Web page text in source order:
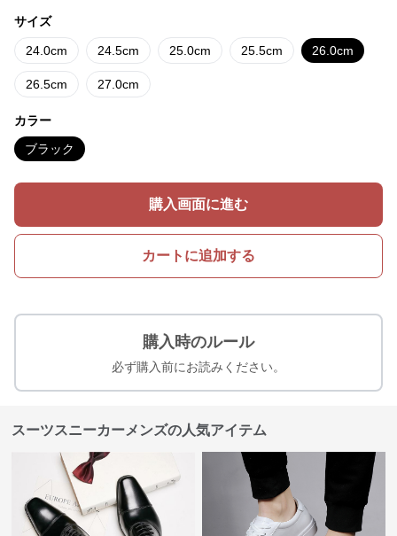
サイズ
24.0cm 24.5cm 25.0cm 25.5cm 26.0cm
26.5cm 27.0cm
カラー
ブラック
購入画面に進む
カートに追加する
購入時のルール
必ず購入前にお読みください。
スーツスニーカーメンズの人気アイテム